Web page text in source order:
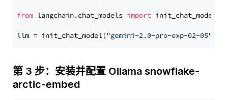
from langchain.chat_models import init_chat_model
llm = init_chat_model("gemini-2.0-pro-exp-02-05"
第 3 步：安装并配置 Ollama snowflake-
arctic-embed